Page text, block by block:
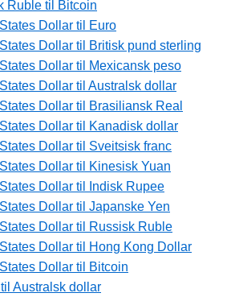
Ruble til Bitcoin
Dollar til Euro
Dollar til Britisk pund sterling
Dollar til Mexicansk peso
Dollar til Australsk dollar
Dollar til Brasiliansk Real
Dollar til Kanadisk dollar
Dollar til Sveitsisk franc
Dollar til Kinesisk Yuan
Dollar til Indisk Rupee
Dollar til Japanske Yen
Dollar til Russisk Ruble
Dollar til Hong Kong Dollar
Dollar til Bitcoin
Australsk dollar